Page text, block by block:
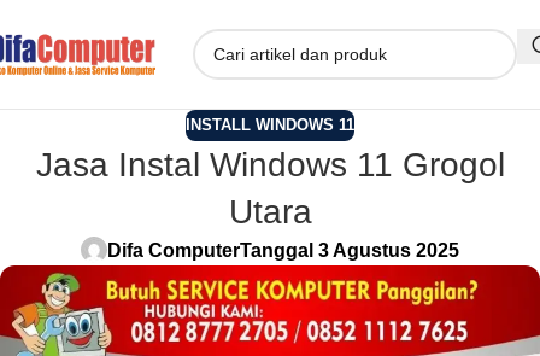
INSTALL WINDOWS 11
Jasa Instal Windows 11 Grogol
Utara
Difa ComputerTanggal 3 Agustus 2025